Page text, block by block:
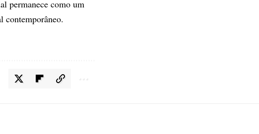
permanece como um
contemporâneo.